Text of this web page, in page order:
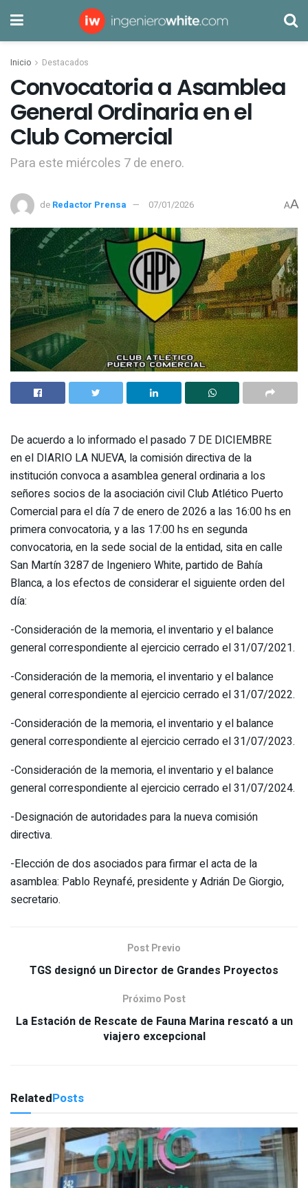
Inicio Destacados
Convocatoria a Asamblea
General Ordinaria en el
Club Comercial
Para este miércoles 7 de enero.
de Redactor Prensa 07/01/2026 AA
De acuerdo a lo informado el pasado 7 DE DICIEMBRE
en el DIARIO LA NUEVA, la comisión directiva de la
institución convoca a asamblea general ordinaria a los
señores socios de la asociación civil Club Atlético Puerto
Comercial para el día 7 de enero de 2026 a las 16:00 hs en
primera convocatoria, y a las 17:00 hs en segunda
convocatoria, en la sede social de la entidad, sita en calle
San Martín 3287 de Ingeniero White, partido de Bahía
Blanca, a los efectos de considerar el siguiente orden del
día:
-Consideración de la memoria, el inventario y el balance
general correspondiente al ejercicio cerrado el 31/07/2021.
-Consideración de la memoria, el inventario y el balance
general correspondiente al ejercicio cerrado el 31/07/2022.
-Consideración de la memoria, el inventario y el balance
general correspondiente al ejercicio cerrado el 31/07/2023.
-Consideración de la memoria, el inventario y el balance
general correspondiente al ejercicio cerrado el 31/07/2024.
-Designación de autoridades para la nueva comisión
directiva.
-Elección de dos asociados para firmar el acta de la
asamblea: Pablo Reynafé, presidente y Adrián De Giorgio,
secretario.
Post Previo
TGS designó un Director de Grandes Proyectos
Próximo Post
La Estación de Rescate de Fauna Marina rescató a un
viajero excepcional
RelatedPosts